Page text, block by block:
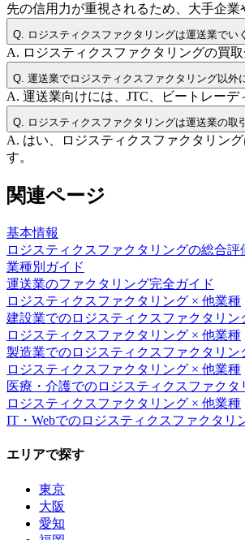
先の信用力が重視されるため、大手企
Q. ロジスティクスファクタリングは運送業でい
A. ロジスティクスファクタリングの買
Q. 運送業でロジスティクスファクタリング以外
A. 運送業向けには、JTC、ビートレー
Q. ロジスティクスファクタリングは運送業の取
A. はい、ロジスティクスファクタリン
す。
関連ページ
基本情報
ロジスティクスファクタリングの総合評
業種別ガイド
運送業のファクタリング完全ガイド
ロジスティクスファクタリング × 他業種
建設業でのロジスティクスファクタリン
ロジスティクスファクタリング × 他業種
製造業でのロジスティクスファクタリン
ロジスティクスファクタリング × 他業種
医療・介護でのロジスティクスファクタ
ロジスティクスファクタリング × 他業種
IT・Webでのロジスティクスファクタリ
エリアで探す
東京
大阪
愛知